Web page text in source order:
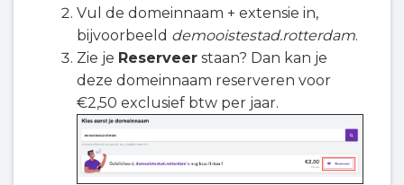
Vul de domeinnaam + extensie in,
bijvoorbeeld demooistestad.rotterdam.
Zie je Reserveer staan? Dan kan je
deze domeinnaam reserveren voor
€2,50 exclusief btw per jaar.